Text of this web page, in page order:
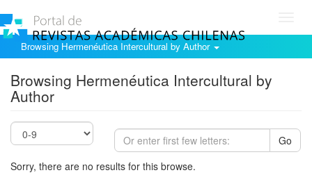
Browsing Hermenéutica Intercultural by Author
Browsing Hermenéutica Intercultural by
Author
Go
Sorry, there are no results for this browse.